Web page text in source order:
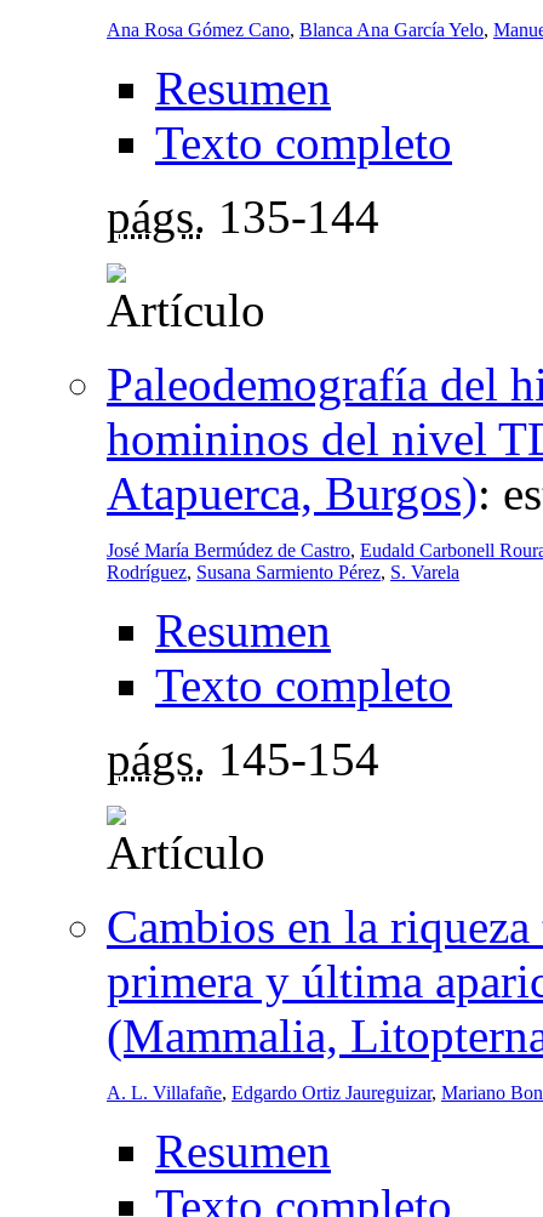
Ana Rosa Gómez Cano, Blanca Ana García Yelo,
Resumen
Texto completo
págs. 135-144
Paleodemografía del
homininos del nivel
Atapuerca, Burgos):
José María Bermúdez de Castro, Eudald Carbonell
Rodríguez, Susana Sarmiento Pérez, S. Varela
Resumen
Texto completo
págs. 145-154
Cambios en la
primera y última
(Mammalia,
A. L. Villafañe, Edgardo Ortiz Jaureguizar, Mariano
Resumen
Texto completo